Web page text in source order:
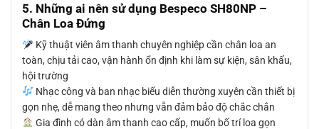
5. Những ai nên sử dụng Bespeco SH80NP –
Chân Loa Đứng
Kỹ thuật viên âm thanh chuyên nghiệp cần chân loa an
toàn, chịu tải cao, vận hành ổn định khi làm sự kiện, sân khấu,
hội trường
Nhạc công và ban nhạc biểu diễn thường xuyên cần thiết bị
gọn nhẹ, dễ mang theo nhưng vẫn đảm bảo độ chắc chắn
Gia đình có dàn âm thanh cao cấp, muốn bố trí loa gọn